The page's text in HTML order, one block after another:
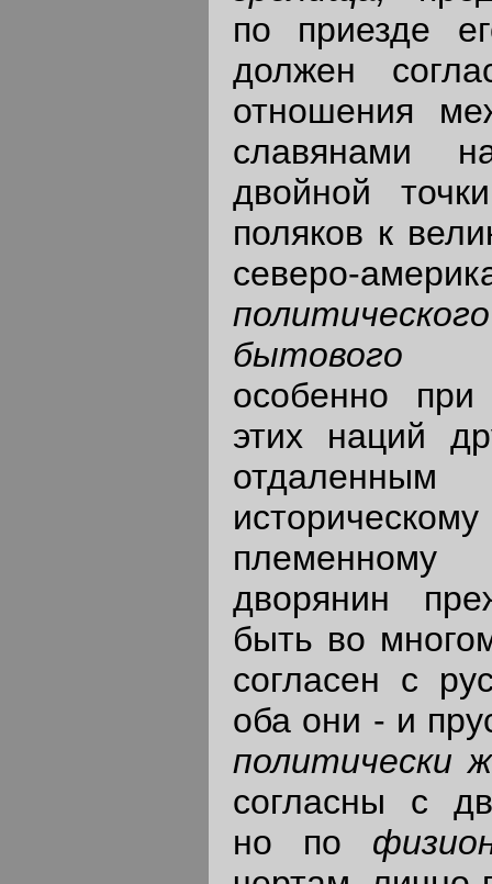
по приезде
должен
отношения
славянами
двойной
поляков к
северо-
бытового
особенно при
этих наций
дворянин
быть во
согласен с
оба они - и
политически
согласны с
но по